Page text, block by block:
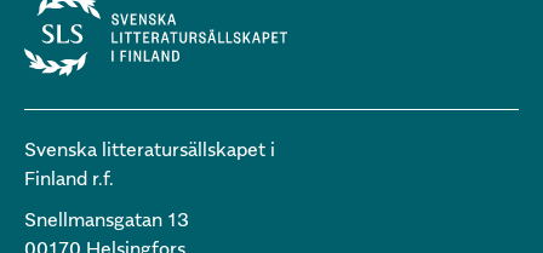
Svenska litteratursällskapet i
Finland r.f.
Snellmansgatan 13